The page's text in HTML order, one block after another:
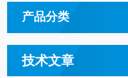
产品分类
技术文章